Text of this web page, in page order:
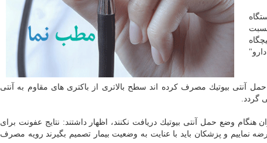
حمل آنتی بیوتیك مصرف كرده اند سطح بالاتری از باكتری های مقاوم به آنتی
گردد.
وضع حمل آنتی بیوتیك دریافت نكنند، اظهار داشتند: نتایج عفونت برای
نماییم و پزشكان باید با عنایت به وضعیت بیمار تصمیم بگیرند رویه مصرف